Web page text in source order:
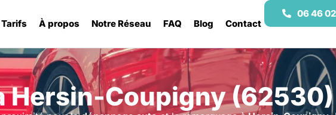
Tarifs À propos Notre Réseau FAQ Blog Contact
06 46 02
Hersin-Coupigny (62530)